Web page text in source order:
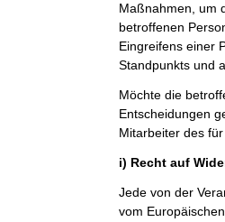
Maßnahmen, um
betroffenen
Eingreifens einer
Standpunkts und
Möchte die
Entscheidungen
Mitarbeiter des
i) Recht auf
Jede von der
vom